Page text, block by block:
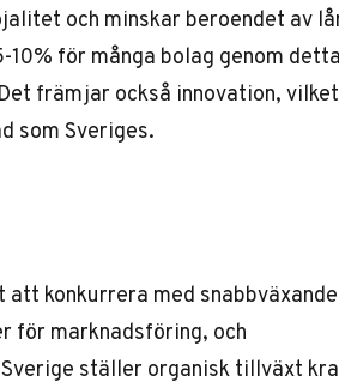
och minskar beroendet av
för många bolag genom detta
främjar också innovation, vilket
som Sveriges.
konkurrera med snabbväxande
för marknadsföring, och
ställer organisk tillväxt